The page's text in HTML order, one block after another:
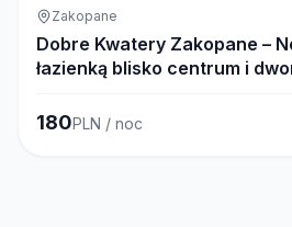
Zakopane
Dobre Kwatery Zakopane –
łazienką blisko centrum i
180PLN / noc